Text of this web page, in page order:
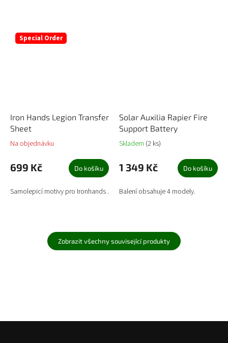
Special Order
Iron Hands Legion Transfer
Sheet
Na objednávku
699 Kč Do košíku
Samolepicí motivy pro Ironhands .
Solar Auxilia Rapier Fire
Support Battery
Skladem (2 ks)
1 349 Kč Do košíku
Balení obsahuje 4 modely.
Zobrazit všechny související produkty